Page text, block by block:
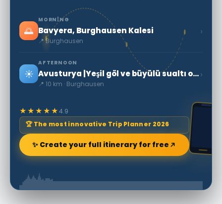
🌅
MORNING
Bavyera, Burghausen Kalesi
📍 Burghausen
›
☀️
AFTERNOON
Avusturya |Yeşil göl ve büyülü sualtı ormanı
📍 10 km · Burghausen
›
★★★★★4.9
🏆 The most innovative Trip Planner 2026
✨ Create your full itinerary for free